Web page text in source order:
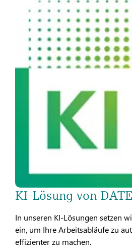
KI-Lösung von
In unseren KI-Lösungen setzen
ein, um Ihre Arbeitsabläufe zu
effizienter zu machen.